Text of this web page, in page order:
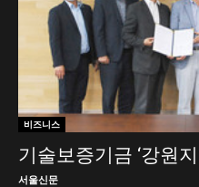
비즈니스
기술보증기금 ‘강원
서울신문